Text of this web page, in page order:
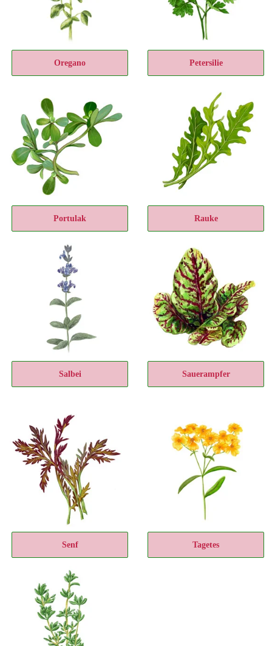
Oregano Petersilie
Portulak Rauke
Salbei Sauerampfer
Senf Tagetes